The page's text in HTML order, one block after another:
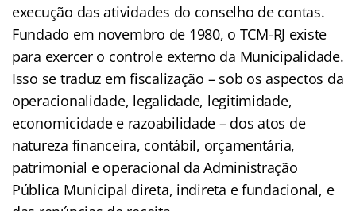
execução das atividades do conselho de contas.
Fundado em novembro de 1980, o TCM-RJ existe
para exercer o controle externo da Municipalidade.
Isso se traduz em fiscalização – sob os aspectos da
operacionalidade, legalidade, legitimidade,
economicidade e razoabilidade – dos atos de
natureza financeira, contábil, orçamentária,
patrimonial e operacional da Administração
Pública Municipal direta, indireta e fundacional, e